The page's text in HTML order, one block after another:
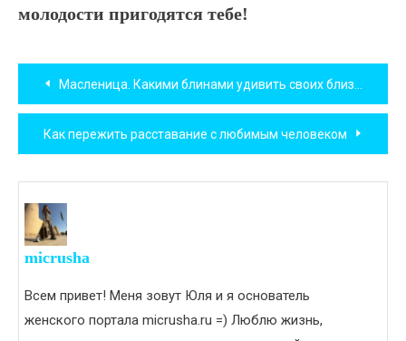
молодости пригодятся тебе!
Навигация
по
записям
Масленица. Какими блинами удивить своих близких?
Как пережить расставание с любимым человеком
micrusha
Всем привет! Меня зовут Юля и я основатель
женского портала micrusha.ru =) Люблю жизнь,